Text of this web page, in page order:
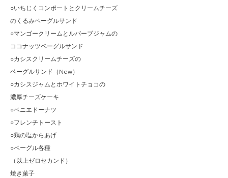
○いちじくコンポートとクリームチーズ
のくるみベーグルサンド
○マンゴークリームとルバーブジャムの
ココナッツベーグルサンド
○カシスクリームチーズの
ベーグルサンド（New）
○カシスジャムとホワイトチョコの
濃厚チーズケーキ
○ベニエドーナツ
○フレンチトースト
○鶏の塩からあげ
○ベーグル各種
（以上ゼロセカンド）
焼き菓子